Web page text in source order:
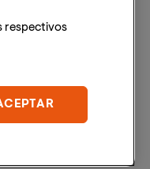
respectivos